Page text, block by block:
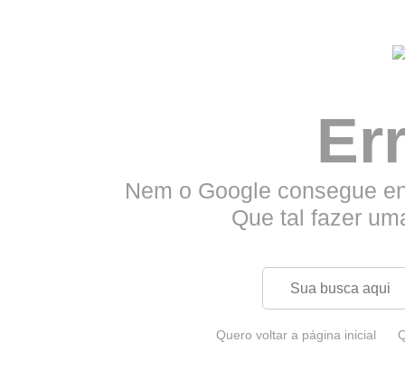
Nem o Google consegue
Que tal fazer
Quero voltar a página inicial